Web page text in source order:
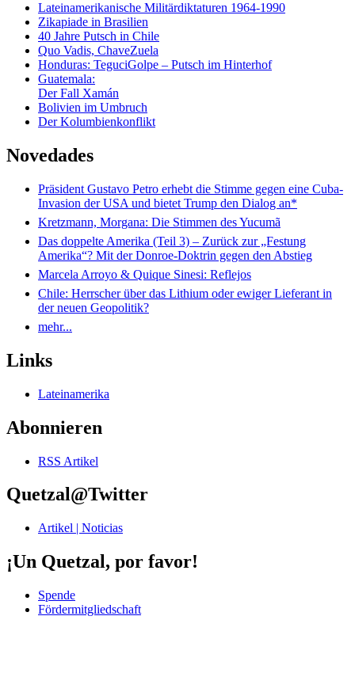
Lateinamerikanische Militärdiktaturen 1964-1990
Zikapiade in Brasilien
40 Jahre Putsch in Chile
Quo Vadis, ChaveZuela
Honduras: TeguciGolpe – Putsch im Hinterhof
Guatemala:
Der Fall Xamán
Bolivien im Umbruch
Der Kolumbienkonflikt
Novedades
Präsident Gustavo Petro erhebt die Stimme gegen eine Cuba-
Invasion der USA und bietet Trump den Dialog an*
Kretzmann, Morgana: Die Stimmen des Yucumã
Das doppelte Amerika (Teil 3) – Zurück zur „Festung
Amerika“? Mit der Donroe-Doktrin gegen den Abstieg
Marcela Arroyo & Quique Sinesi: Reflejos
Chile: Herrscher über das Lithium oder ewiger Lieferant in
der neuen Geopolitik?
mehr...
Links
Lateinamerika
Abonnieren
RSS Artikel
Quetzal@Twitter
Artikel | Noticias
¡Un Quetzal, por favor!
Spende
Fördermitgliedschaft